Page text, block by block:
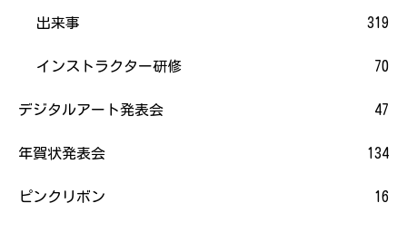
出来事 319
インストラクター研修 70
デジタルアート発表会 47
年賀状発表会 134
ピンクリボン 16